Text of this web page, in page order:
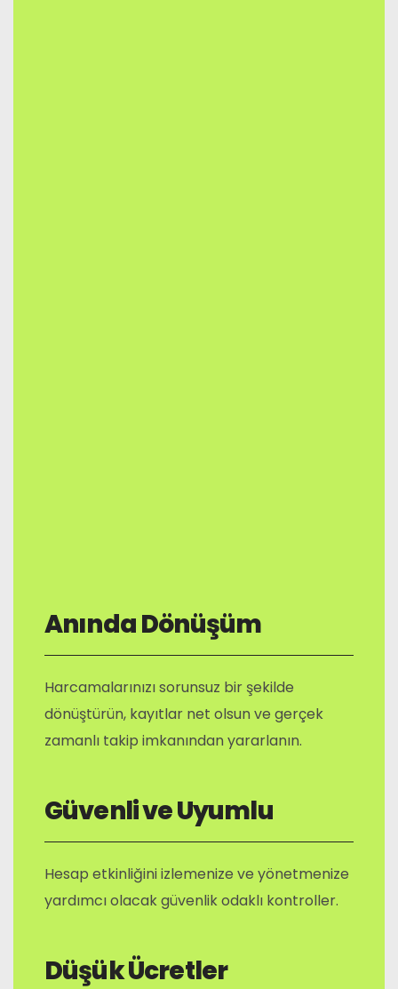
Anında Dönüşüm
Harcamalarınızı sorunsuz bir şekilde
dönüştürün, kayıtlar net olsun ve gerçek
zamanlı takip imkanından yararlanın.
Güvenli ve Uyumlu
Hesap etkinliğini izlemenize ve yönetmenize
yardımcı olacak güvenlik odaklı kontroller.
Düşük Ücretler